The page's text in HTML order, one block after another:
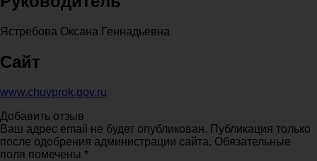
Ястребова Оксана Геннадьевна
Сайт
www.chuvprok.gov.ru
Добавить отзыв
Ваш адрес email не будет опубликован. Публикация только
после одобрения администрации сайта. Обязательные
поля помечены *